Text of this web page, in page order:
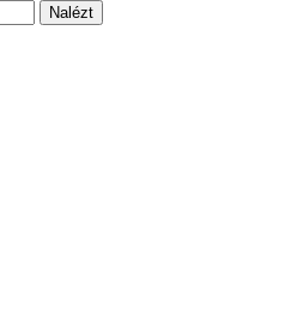
Nalézt